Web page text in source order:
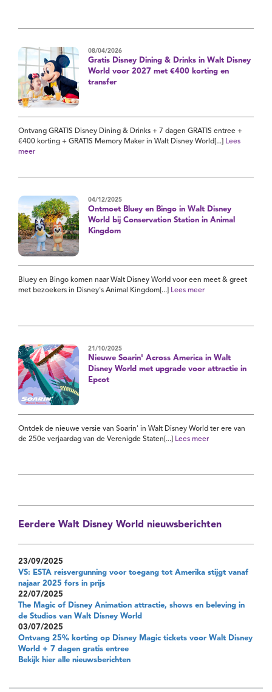
08/04/2026
Gratis Disney Dining & Drinks in Walt Disney
World voor 2027 met €400 korting en
transfer
Ontvang GRATIS Disney Dining & Drinks + 7 dagen GRATIS entree +
€400 korting + GRATIS Memory Maker in Walt Disney World[...]
Lees
meer
04/12/2025
Ontmoet Bluey en Bingo in Walt Disney
World bij Conservation Station in Animal
Kingdom
Bluey en Bingo komen naar Walt Disney World voor een meet & greet
met bezoekers in Disney's Animal Kingdom[...]
Lees meer
21/10/2025
Nieuwe Soarin' Across America in Walt
Disney World met upgrade voor attractie in
Epcot
Ontdek de nieuwe versie van Soarin' in Walt Disney World ter ere van
de 250e verjaardag van de Verenigde Staten[...]
Lees meer
Eerdere Walt Disney World nieuwsberichten
23/09/2025
VS: ESTA reisvergunning voor toegang tot Amerika stijgt vanaf
najaar 2025 fors in prijs
22/07/2025
The Magic of Disney Animation attractie, shows en beleving in
de Studios van Walt Disney World
03/07/2025
Ontvang 25% korting op Disney Magic tickets voor Walt Disney
World + 7 dagen gratis entree
Bekijk hier alle nieuwsberichten